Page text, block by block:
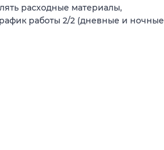
расходные материалы,
работы 2/2 (дневные и ночные